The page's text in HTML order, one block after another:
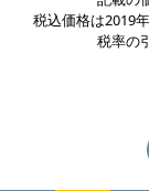
税込価格は2019
税率の